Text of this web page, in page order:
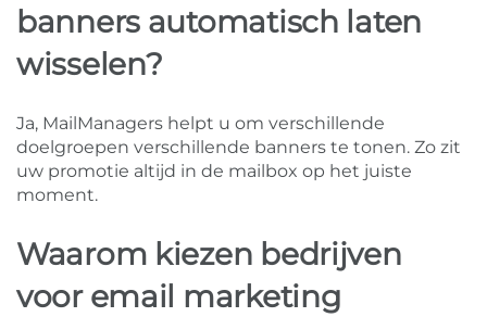
banners automatisch laten
wisselen?
Ja, MailManagers helpt u om verschillende
doelgroepen verschillende banners te tonen. Zo zit
uw promotie altijd in de mailbox op het juiste
moment.
Waarom kiezen bedrijven
voor email marketing